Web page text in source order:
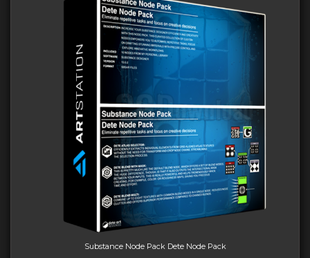
Substance Node Pack Dete Node Pack